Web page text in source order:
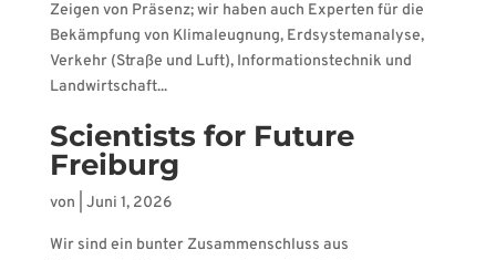
Zeigen von Präsenz; wir haben auch Experten für die
Bekämpfung von Klimaleugnung, Erdsystemanalyse,
Verkehr (Straße und Luft), Informationstechnik und
Landwirtschaft...
Scientists for Future
Freiburg
von Juni 1, 2026
Wir sind ein bunter Zusammenschluss aus